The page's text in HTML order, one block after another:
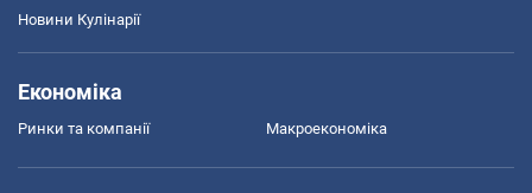
Новини Кулінарії
Економіка
Ринки та компанії Макроекономіка